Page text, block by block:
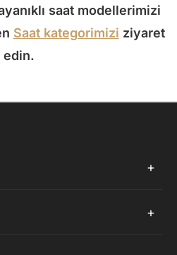
saat modellerimizi
Saat kategorimizi ziyaret
edin.
+
+